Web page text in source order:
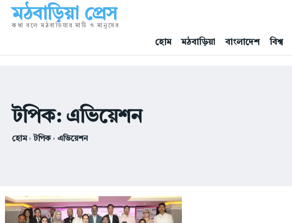
মঠবাড়িয়া প্রেস
কথা বলে মঠবাড়িয়ার মাটি ও মানুষের
হোম মঠবাড়িয়া বাংলাদেশ বিশ্ব
টপিক: এভিয়েশন
হোম টপিক এভিয়েশন